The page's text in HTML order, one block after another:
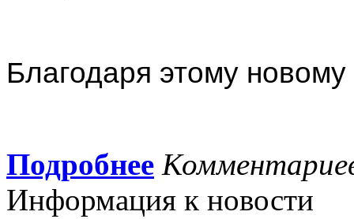
Благодаря этому
Подробнее
Информация к новости